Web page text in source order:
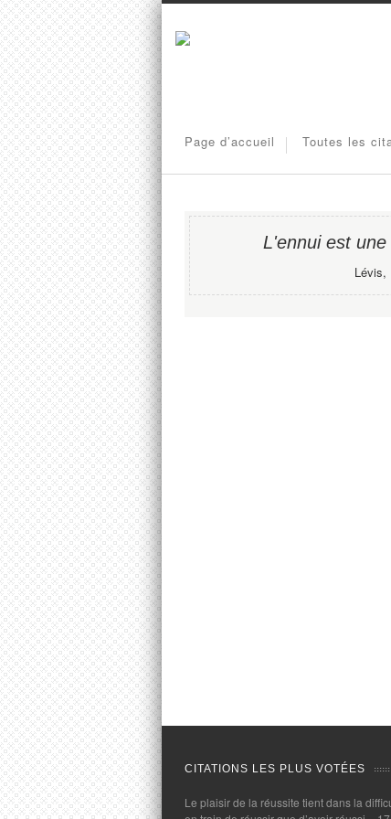
Page d’accueil Toutes les
L'ennui est
Lévis,
CITATIONS LES PLUS VOTÉES
Le plaisir de la réussite tient dans la